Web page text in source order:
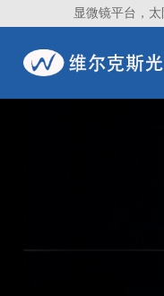
显微镜平台，